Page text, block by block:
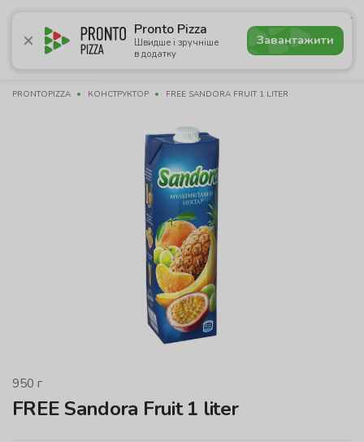
Pronto Pizza
Швидше і зручніше
в додатку
Завантажити
4.9
Акції Піца Суші Сети Бургери Комбо
PRONTOPIZZA КОНСТРУКТОР FREE SANDORA FRUIT 1 LITER
950 г
FREE Sandora Fruit 1 liter